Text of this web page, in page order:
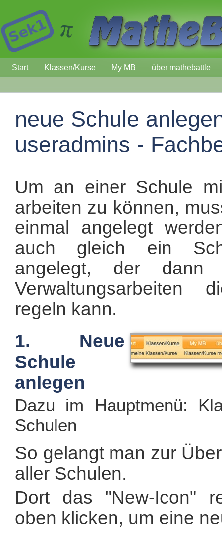
Start Klassen/Kurse My MB über mathebattle
neue Schule
useradmins -
Um an einer Schule
arbeiten zu können,
einmal angelegt
auch gleich ein
angelegt, der dann
Verwaltungsarbeiten
regeln kann.
1. Neue
Schule
anlegen
Dazu im Hauptmenü:
Schulen
So gelangt man zur
aller Schulen.
Dort das "New-Icon"
oben klicken, um eine